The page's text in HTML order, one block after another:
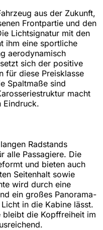
aus der Zukunft,
Frontpartie und den
Lichtsignatur mit den
ihm eine sportliche
aerodynamisch
sich der positive
für diese Preisklasse
Spaltmaße sind
macht
Eindruck.
Radstands
alle Passagiere. Die
und bieten auch
Seitenhalt sowie
wird durch eine
ein großes Panorama-
in die Kabine lässt.
die Kopffreiheit im